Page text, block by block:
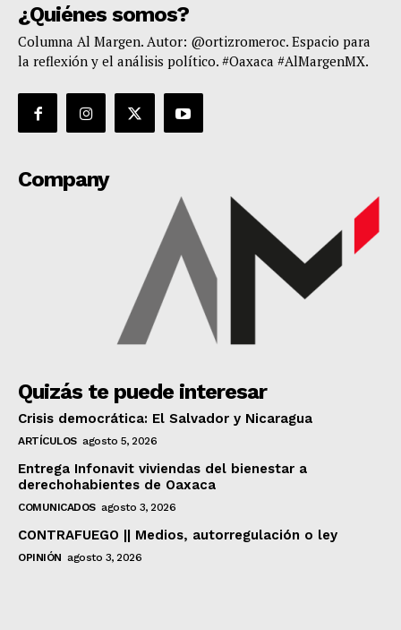
¿Quiénes somos?
Columna Al Margen. Autor: @ortizromeroc. Espacio para
la reflexión y el análisis político. #Oaxaca #AlMargenMX.
Company
Quizás te puede interesar
Crisis democrática: El Salvador y Nicaragua
ARTÍCULOS agosto 5, 2026
Entrega Infonavit viviendas del bienestar a
derechohabientes de Oaxaca
COMUNICADOS agosto 3, 2026
CONTRAFUEGO || Medios, autorregulación o ley
OPINIÓN agosto 3, 2026